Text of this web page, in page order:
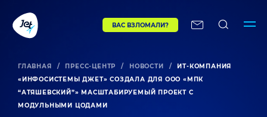
ВАС ВЗЛОМАЛИ?
ГЛАВНАЯ / ПРЕСС-ЦЕНТР / НОВОСТИ /
ИТ‑КОМПАНИЯ
«ИНФОСИСТЕМЫ ДЖЕТ» СОЗДАЛА ДЛЯ ООО «МПК
“АТЯШЕВСКИЙ”» МАСШТАБИРУЕМЫЙ ПРОЕКТ С
МОДУЛЬНЫМИ ЦОДАМИ